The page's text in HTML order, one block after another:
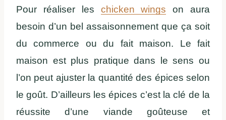
Pour réaliser les chicken wings on aura
besoin d’un bel assaisonnement que ça soit
du commerce ou du fait maison. Le fait
maison est plus pratique dans le sens ou
l’on peut ajuster la quantité des épices selon
le goût. D’ailleurs les épices c’est la clé de la
réussite d’une viande goûteuse et